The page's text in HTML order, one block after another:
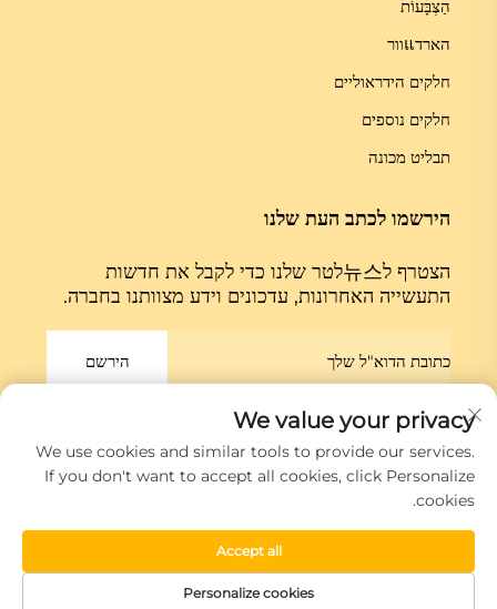
הַצְבָּעוֹת
הארדแוור
חלקים הידראוליים
חלקים נוספים
תבליט מכונה
הירשמו לכתב העת שלנו
הצטרף ל뉴스לטר שלנו כדי לקבל את חדשות
התעשייה האחרונות, עדכונים וידע מצוותנו בחברה.
הירשם
כל הזכויות זכויות שמורות שמורות © חברת שיאמנן גלוב מACHINE קואלטד.
מדיניות הפרטיות
We value your privacy
We use cookies and similar tools to provide our services.
If you don't want to accept all cookies, click Personalize
cookies.
Personalize cookies
Accept all